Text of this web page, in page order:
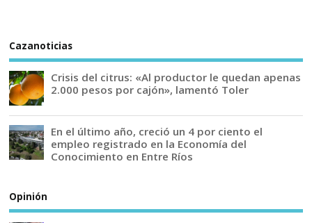
Cazanoticias
Crisis del citrus: «Al productor le quedan apenas
2.000 pesos por cajón», lamentó Toler
En el último año, creció un 4 por ciento el
empleo registrado en la Economía del
Conocimiento en Entre Ríos
Opinión